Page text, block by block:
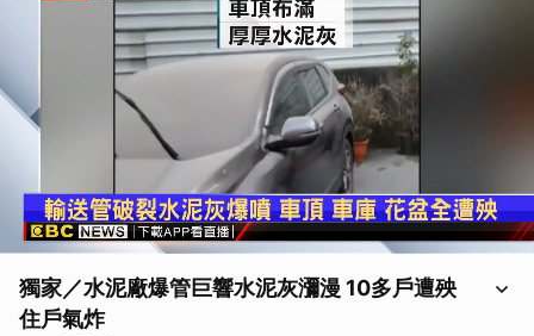
獨家／水泥廠爆管巨響水泥灰瀰漫 10多戶遭殃
住戶氣炸